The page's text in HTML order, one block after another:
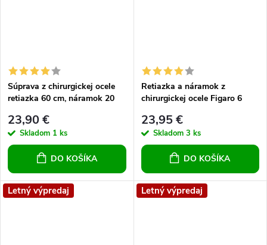
Súprava z chirurgickej ocele
retiazka 60 cm, náramok 20
23,90 €
Skladom 1 ks
DO KOŠÍKA
Retiazka a náramok z
chirurgickej ocele Figaro 6
23,95 €
Skladom 3 ks
DO KOŠÍKA
Letný výpredaj Letný výpredaj